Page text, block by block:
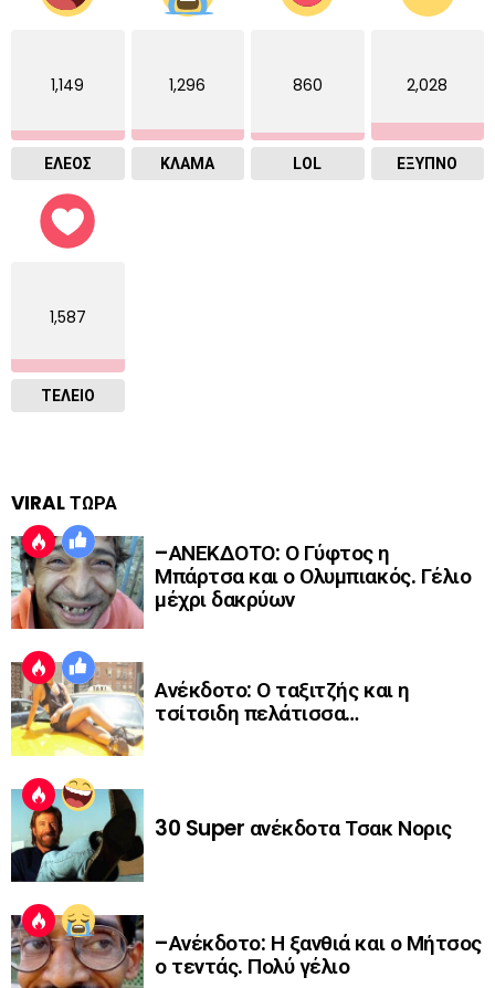
1,149
ΕΛΕΟΣ
1,296
ΚΛΑΜΑ
860
LOL
2,028
ΈΞΥΠΝΟ
1,587
ΤΕΛΕΙΟ
VIRAL ΤΩΡΑ
–ΑΝΕΚΔΟΤΟ: Ο Γύφτος η
Μπάρτσα και ο Ολυμπιακός. Γέλιο
μέχρι δακρύων
Ανέκδοτο: Ο ταξιτζής και η
τσίτσιδη πελάτισσα…
30 Super ανέκδοτα Τσακ Νορις
–Ανέκδοτο: Η ξανθιά και ο Μήτσος
ο τεντάς. Πολύ γέλιο